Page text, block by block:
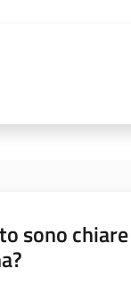
sono